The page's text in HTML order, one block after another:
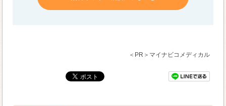
＜PR＞マイナビコメディカル